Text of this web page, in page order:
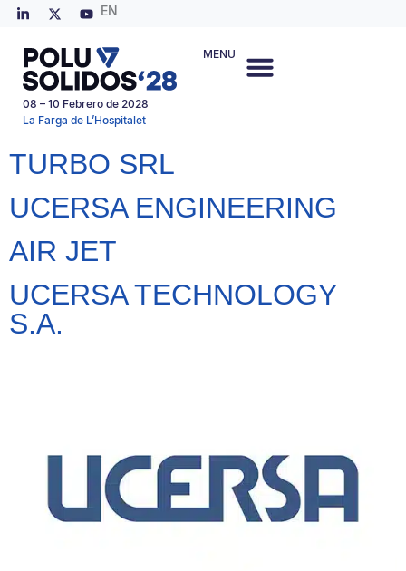
EN
08 – 10 Febrero de 2028
La Farga de L’Hospitalet
MENU
TURBO SRL
UCERSA ENGINEERING
AIR JET
UCERSA TECHNOLOGY
S.A.